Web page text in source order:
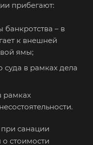
прибегают:
– в
к внешней
ямы;
в рамках дела
рамках
санации
о стоимости